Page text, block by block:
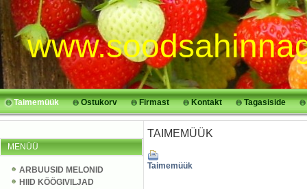
Taimemüük Ostukorv Firmast Kontakt Tagasiside
MENÜÜ
ARBUUSID MELONID
HIID KÖÖGIVILJAD
TAIMEMÜÜK
Taimemüük